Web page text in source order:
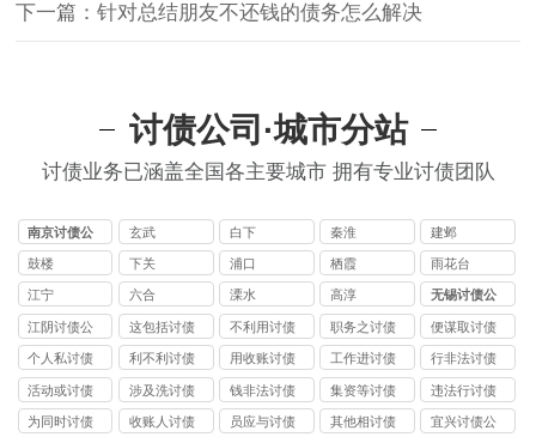
下一篇：针对总结朋友不还钱的债务怎么解决
讨债公司·城市分站
讨债业务已涵盖全国各主要城市 拥有专业讨债团队
南京讨债公
司
玄武 白下 秦淮 建邺
鼓楼 下关 浦口 栖霞 雨花台
江宁 六合 溧水 高淳
无锡讨债公
司
江阴讨债公
司
这包括讨债
公司
不利用讨债
公司
职务之讨债
公司
便谋取讨债
公司
个人私讨债
公司
利不利讨债
公司
用收账讨债
公司
工作进讨债
公司
行非法讨债
公司
活动或讨债
公司
涉及洗讨债
公司
钱非法讨债
公司
集资等讨债
公司
违法行讨债
公司
为同时讨债
收账人讨债
员应与讨债
其他相讨债
宜兴讨债公